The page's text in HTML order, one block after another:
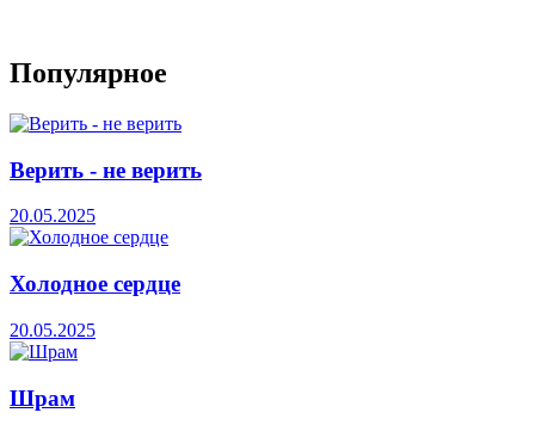
Популярное
Верить - не верить
20.05.2025
Холодное сердце
20.05.2025
Шрам